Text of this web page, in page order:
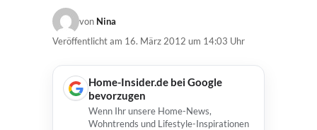
von Nina
Veröffentlicht am 16. März 2012 um 14:03 Uhr
Home-Insider.de bei Google
bevorzugen
Wenn Ihr unsere Home-News,
Wohntrends und Lifestyle-Inspirationen